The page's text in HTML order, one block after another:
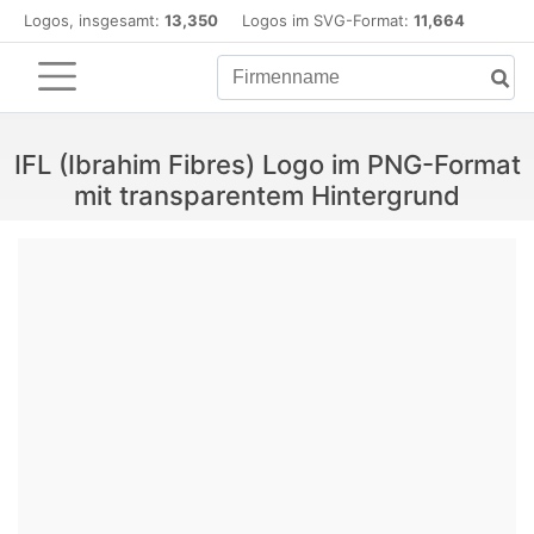
Logos, insgesamt: 13,350 Logos im SVG-Format: 11,664
IFL (Ibrahim Fibres) Logo im PNG-Format
mit transparentem Hintergrund